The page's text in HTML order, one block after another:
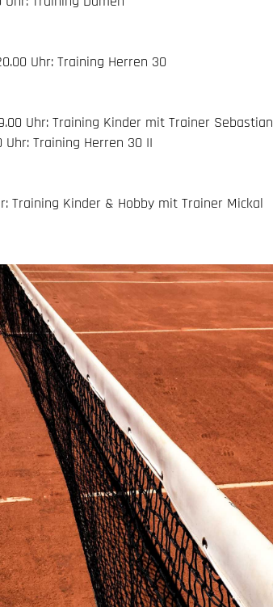
Uhr: Training Herren 30
Uhr: Training Kinder mit Trainer Sebastian
Uhr: Training Herren 30 II
Training Kinder & Hobby mit Trainer Mickal